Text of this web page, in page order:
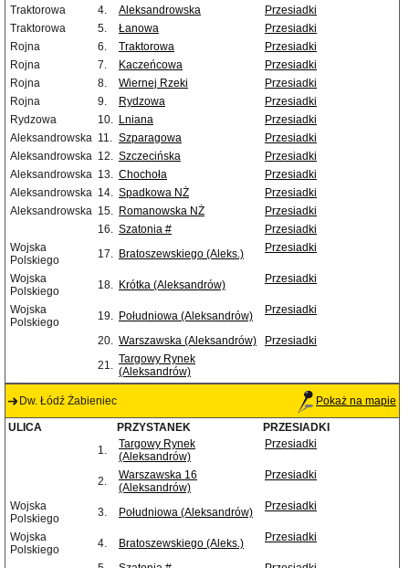
Traktorowa
4. Aleksandrowska
Przesiadki
Traktorowa
5. Łanowa
Przesiadki
Rojna
6. Traktorowa
Przesiadki
Rojna
7. Kaczeńcowa
Przesiadki
Rojna
8. Wiernej Rzeki
Przesiadki
Rojna
9. Rydzowa
Przesiadki
Rydzowa
10. Lniana
Przesiadki
Aleksandrowska 11. Szparagowa
Przesiadki
Aleksandrowska 12. Szczecińska
Przesiadki
Aleksandrowska 13. Chochoła
Przesiadki
Aleksandrowska 14. Spadkowa NŻ
Przesiadki
Aleksandrowska 15. Romanowska NŻ
Przesiadki
16. Szatonia #
Przesiadki
Wojska
Polskiego
17. Bratoszewskiego (Aleks.) Przesiadki
Wojska
Polskiego
18. Krótka (Aleksandrów) Przesiadki
Wojska
Polskiego
19. Południowa (Aleksandrów) Przesiadki
20. Warszawska (Aleksandrów)
Przesiadki
21. Targowy Rynek
(Aleksandrów)
Dw. Łódź Żabieniec Pokaż na mapie
ULICA PRZYSTANEK
PRZESIADKI
1.
Targowy Rynek
(Aleksandrów)
Przesiadki
2.
Warszawska 16
(Aleksandrów)
Przesiadki
Wojska
Polskiego
3. Południowa (Aleksandrów) Przesiadki
Wojska
Polskiego
4. Bratoszewskiego (Aleks.) Przesiadki